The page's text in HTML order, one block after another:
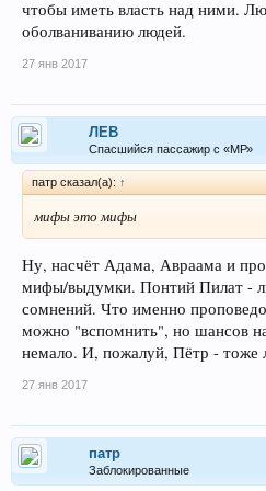
чтобы иметь власть над ними.
оболваниванию людей.
27 янв 2017
ЛEB
Спасшийся пассажир с «МР»
патр сказал(а): ↑
мифы это мифы
Ну, насчёт Адама, Авраама и
мифы/выдумки. Понтий Пилат -
сомнений. Что именно
можно "вспомнить", но шансов
немало. И, пожалуй, Пётр - тоже
27 янв 2017
патр
Заблокированные